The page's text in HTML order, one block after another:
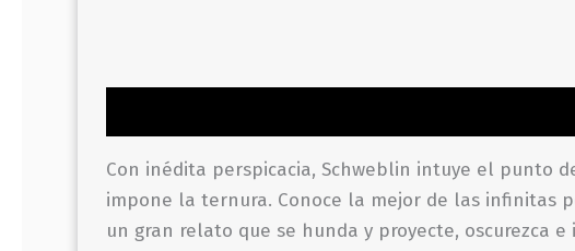
Con inédita perspicacia, Schweblin intuye el punto
impone la ternura. Conoce la mejor de las infinitas
un gran relato que se hunda y proyecte, oscurezca